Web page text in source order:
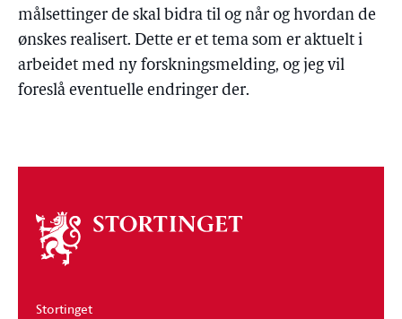
målsettinger de skal bidra til og når og hvordan de
ønskes realisert. Dette er et tema som er aktuelt i
arbeidet med ny forskningsmelding, og jeg vil
foreslå eventuelle endringer der.
Om
stortinget
Stortinget